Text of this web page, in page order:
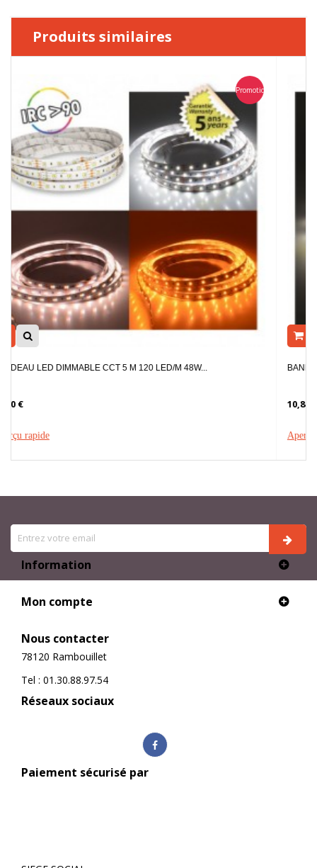
Produits similaires
BANDEAU LED 4000K 5 M 30 LED/M 36W IP20
Information
Mon compte
Nous contacter
78120 Rambouillet
Tel : 01.30.88.97.54
Réseaux sociaux
Paiement sécurisé par